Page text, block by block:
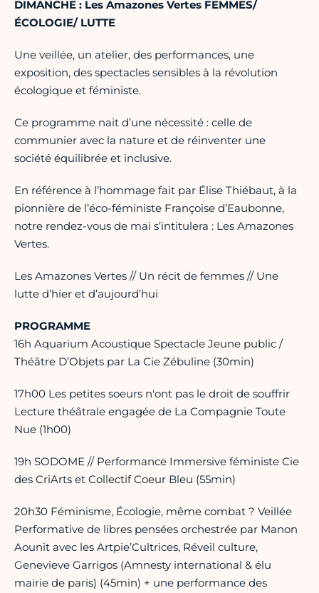
DIMANCHE : Les Amazones Vertes FEMMES/
ÉCOLOGIE/ LUTTE
Une veillée, un atelier, des performances, une
exposition, des spectacles sensibles à la révolution
écologique et féministe.
Ce programme nait d’une nécessité : celle de
communier avec la nature et de réinventer une
société équilibrée et inclusive.
En référence à l’hommage fait par Élise Thiébaut, à la
pionnière de l’éco-féministe Françoise d’Eaubonne,
notre rendez-vous de mai s’intitulera : Les Amazones
Vertes.
Les Amazones Vertes // Un récit de femmes // Une
lutte d’hier et d’aujourd’hui
PROGRAMME
16h Aquarium Acoustique Spectacle Jeune public /
Théâtre D’Objets par La Cie Zébuline (30min)
17h00 Les petites soeurs n'ont pas le droit de souffrir
Lecture théâtrale engagée de La Compagnie Toute
Nue (1h00)
19h SODOME // Performance Immersive féministe Cie
des CriArts et Collectif Coeur Bleu (55min)
20h30 Féminisme, Écologie, même combat ? Veillée
Performative de libres pensées orchestrée par Manon
Aounit avec les Artpie’Cultrices, Réveil culture,
Genevieve Garrigos (Amnesty international & élu
mairie de paris) (45min) + une performance des